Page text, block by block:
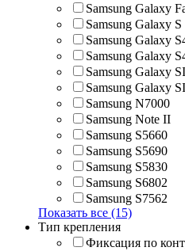
Samsung Galaxy
Samsung Galaxy
Samsung Galaxy
Samsung Galaxy
Samsung Galaxy
Samsung Galaxy
Samsung N7000
Samsung Note II
Samsung S5660
Samsung S5690
Samsung S5830
Samsung S6802
Samsung S7562
Показать все (15)
Тип крепления
Фиксация по